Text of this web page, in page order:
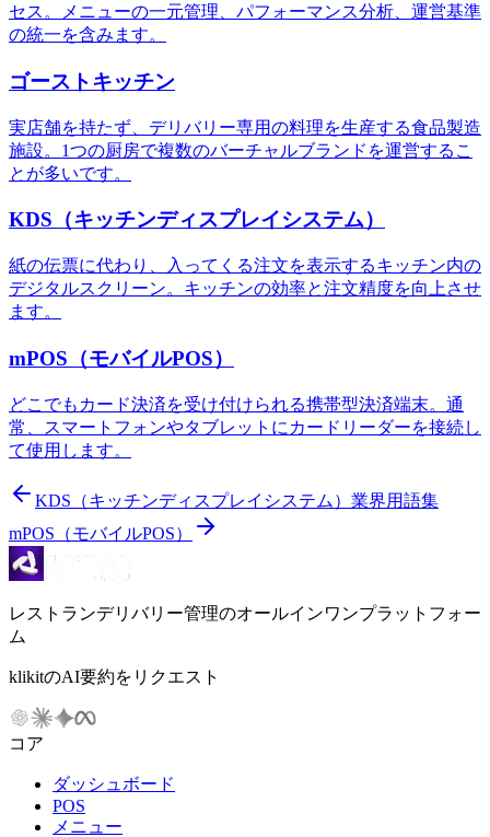
セス。メニューの一元管理、パフォーマンス分析、運営基準
の統一を含みます。
ゴーストキッチン
実店舗を持たず、デリバリー専用の料理を生産する食品製造
施設。1つの厨房で複数のバーチャルブランドを運営するこ
とが多いです。
KDS（キッチンディスプレイシステム）
紙の伝票に代わり、入ってくる注文を表示するキッチン内の
デジタルスクリーン。キッチンの効率と注文精度を向上させ
ます。
mPOS（モバイルPOS）
どこでもカード決済を受け付けられる携帯型決済端末。通
常、スマートフォンやタブレットにカードリーダーを接続し
て使用します。
KDS（キッチンディスプレイシステム） 業界用語集
mPOS（モバイルPOS）
レストランデリバリー管理のオールインワンプラットフォー
ム
klikitのAI要約をリクエスト
コア
ダッシュボード
POS
メニュー